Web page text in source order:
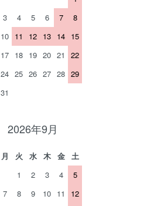
3 4 5 6 7
8
10 11 12 13 14 15
17 18 19 20 21
22
24 25 26 27 28 29
31
2026年9月
月 火 水 木 金
土
1
2 3 4
5
7 8 9 10 11
12